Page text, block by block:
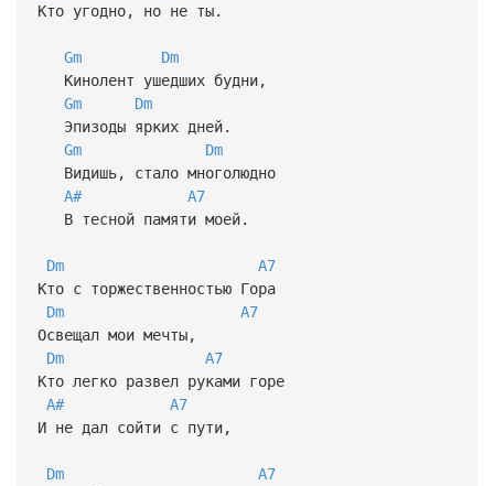
Кто угодно, но не ты.
Gm
Dm
Кинолент ушедших будни,
Gm
Dm
Эпизоды ярких дней.
Gm
Dm
Видишь, стало многолюдно
A#
A7
В тесной памяти моей.
Dm
A7
Кто с торжественностью Гора
Dm
A7
Освещал мои мечты,
Dm
A7
Кто легко развел руками горе
A#
A7
И не дал сойти с пути,
Dm
A7